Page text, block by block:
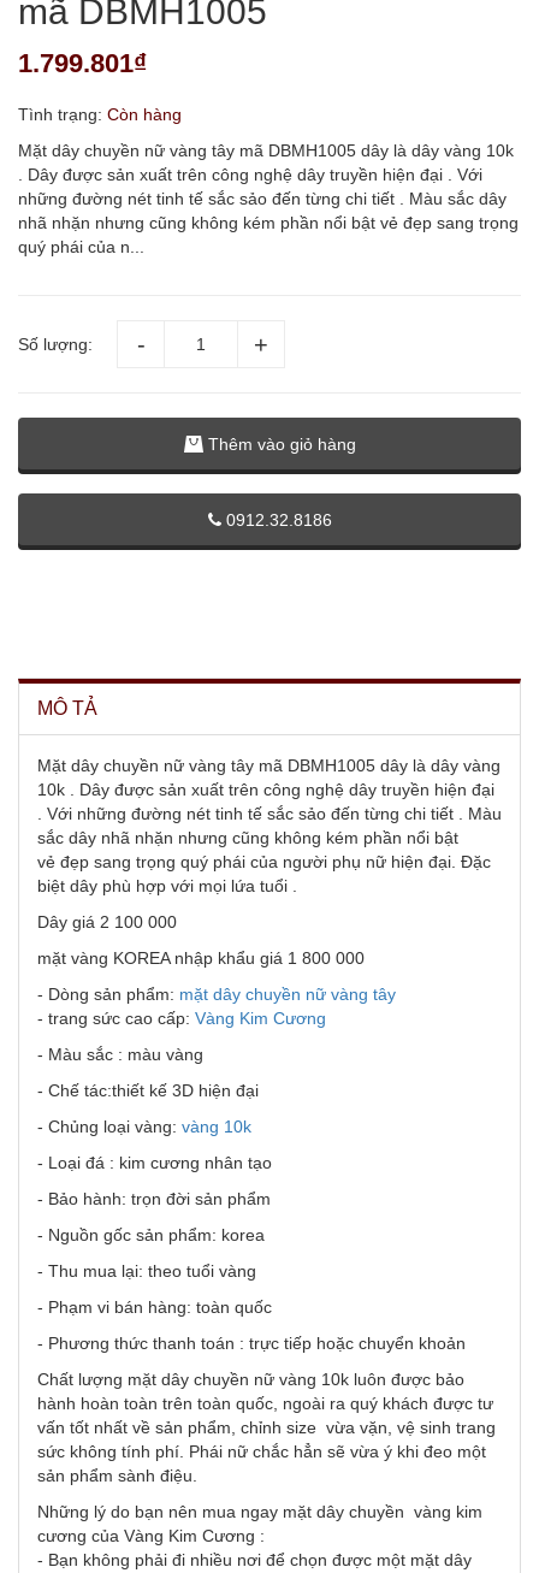
mã DBMH1005
1.799.801₫
Tình trạng: Còn hàng
Mặt dây chuyền nữ vàng tây mã DBMH1005 dây là dây vàng 10k
. Dây được sản xuất trên công nghệ dây truyền hiện đại . Với
những đường nét tinh tế sắc sảo đến từng chi tiết . Màu sắc dây
nhã nhặn nhưng cũng không kém phần nổi bật vẻ đẹp sang trọng
quý phái của n...
Số lượng:
Thêm vào giỏ hàng
0912.32.8186
MÔ TẢ
Mặt dây chuyền nữ vàng tây mã DBMH1005 dây là dây vàng
10k . Dây được sản xuất trên công nghệ dây truyền hiện đại
. Với những đường nét tinh tế sắc sảo đến từng chi tiết . Màu
sắc dây nhã nhặn nhưng cũng không kém phần nổi bật
vẻ đẹp sang trọng quý phái của người phụ nữ hiện đại. Đặc
biệt dây phù hợp với mọi lứa tuổi .
Dây giá 2 100 000
mặt vàng KOREA nhập khẩu giá 1 800 000
- Dòng sản phẩm: mặt dây chuyền nữ vàng tây
- trang sức cao cấp: Vàng Kim Cương
- Màu sắc : màu vàng
- Chế tác:thiết kế 3D hiện đại
- Chủng loại vàng: vàng 10k
- Loại đá : kim cương nhân tạo
- Bảo hành: trọn đời sản phẩm
- Nguồn gốc sản phẩm: korea
- Thu mua lại: theo tuổi vàng
- Phạm vi bán hàng: toàn quốc
- Phương thức thanh toán : trực tiếp hoặc chuyển khoản
Chất lượng mặt dây chuyền nữ vàng 10k luôn được bảo
hành hoàn toàn trên toàn quốc, ngoài ra quý khách được tư
vấn tốt nhất về sản phẩm, chỉnh size vừa vặn, vệ sinh trang
sức không tính phí. Phái nữ chắc hẳn sẽ vừa ý khi đeo một
sản phẩm sành điệu.
Những lý do bạn nên mua ngay mặt dây chuyền vàng kim
cương của Vàng Kim Cương :
- Bạn không phải đi nhiều nơi để chọn được một mặt dây